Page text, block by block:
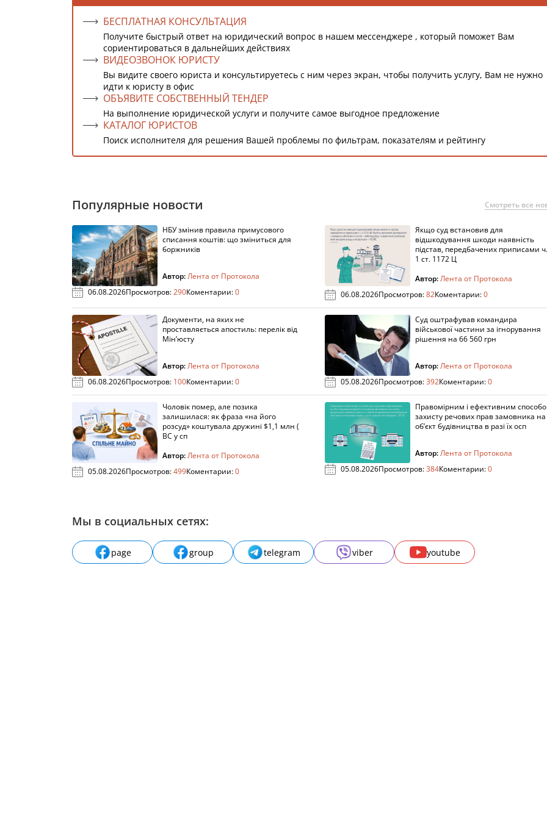
БЕСПЛАТНАЯ КОНСУЛЬТАЦИЯ
Получите быстрый ответ на юридический вопрос в нашем мессенджере , который поможет Вам
сориентироваться в дальнейших действиях
ВИДЕОЗВОНОК ЮРИСТУ
Вы видите своего юриста и консультируетесь с ним через экран, чтобы получить услугу, Вам не нужно
идти к юристу в офис
ОБЪЯВИТЕ СОБСТВЕННЫЙ ТЕНДЕР
На выполнение юридической услуги и получите самое выгодное предложение
КАТАЛОГ ЮРИСТОВ
Поиск исполнителя для решения Вашей проблемы по фильтрам, показателям и рейтингу
Популярные новости Смотреть все
НБУ змінив правила примусового
списання коштів: що зміниться для
боржників
Автор:Лента от Протокола
06.08.2026Просмотров:290Коментарии:0
Якщо суд встановив для
відшкодування шкоди наявність
підстав, передбачених приписами ч.
1 ст. 1172 Ц
Автор:Лента от Протокола
06.08.2026Просмотров:82Коментарии:0
Документи, на яких не
проставляється апостиль: перелік від
Мін’юсту
Автор:Лента от Протокола
06.08.2026Просмотров: 100Коментарии:0
Суд оштрафував командира
військової частини за ігнорування
рішення на 66 560 грн
Автор:Лента от Протокола
05.08.2026Просмотров:392Коментарии:0
Чоловік помер, але позика
залишилася: як фраза «на його
розсуд» коштувала дружині $1,1 млн (
ВС у сп
Автор:Лента от Протокола
05.08.2026Просмотров:499Коментарии:0
Правомірним і ефективним
захисту речових прав замовника на
об’єкт будівництва в разі їх осп
Автор:Лента от Протокола
05.08.2026Просмотров:384Коментарии:0
Мы в социальных сетях:
page group telegram viber youtube